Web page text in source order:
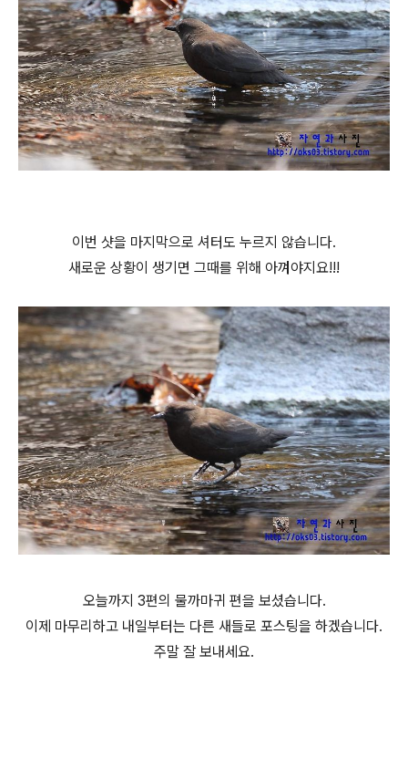
이번 샷을 마지막으로 셔터도 누르지 않습니다.
새로운 상황이 생기면 그때를 위해 아껴야지요!!!
오늘까지 3편의 물까마귀 편을 보셨습니다.
이제 마무리하고 내일부터는 다른 새들로 포스팅을 하겠습니다.
주말 잘 보내세요.